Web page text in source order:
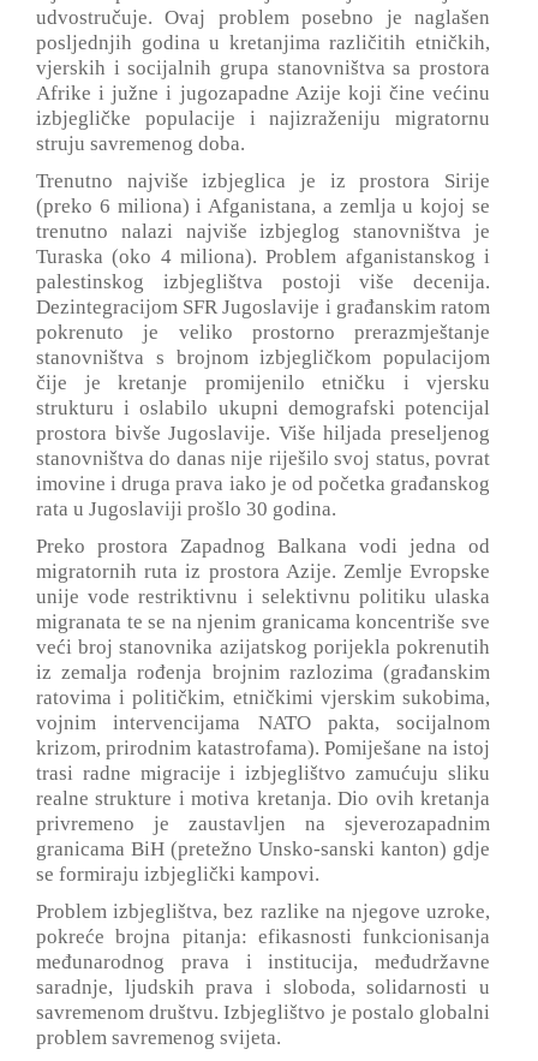
udvostručuje. Ovaj problem posebno je naglašen
posljednjih godina u kretanjima različitih etničkih,
vjerskih i socijalnih grupa stanovništva sa prostora
Afrike i južne i jugozapadne Azije koji čine većinu
izbjegličke populacije i najizraženiju migratornu
struju savremenog doba.
Trenutno najviše izbjeglica je iz prostora Sirije
(preko 6 miliona) i Afganistana, a zemlja u kojoj se
trenutno nalazi najviše izbjeglog stanovništva je
Turaska (oko 4 miliona). Problem afganistanskog i
palestinskog izbjeglištva postoji više decenija.
Dezintegracijom SFR Jugoslavije i građanskim ratom
pokrenuto je veliko prostorno prerazmještanje
stanovništva s brojnom izbjegličkom populacijom
čije je kretanje promijenilo etničku i vjersku
strukturu i oslabilo ukupni demografski potencijal
prostora bivše Jugoslavije. Više hiljada preseljenog
stanovništva do danas nije riješilo svoj status, povrat
imovine i druga prava iako je od početka građanskog
rata u Jugoslaviji prošlo 30 godina.
Preko prostora Zapadnog Balkana vodi jedna od
migratornih ruta iz prostora Azije. Zemlje Evropske
unije vode restriktivnu i selektivnu politiku ulaska
migranata te se na njenim granicama koncentriše sve
veći broj stanovnika azijatskog porijekla pokrenutih
iz zemalja rođenja brojnim razlozima (građanskim
ratovima i političkim, etničkimi vjerskim sukobima,
vojnim intervencijama NATO pakta, socijalnom
krizom, prirodnim katastrofama). Pomiješane na istoj
trasi radne migracije i izbjeglištvo zamućuju sliku
realne strukture i motiva kretanja. Dio ovih kretanja
privremeno je zaustavljen na sjeverozapadnim
granicama BiH (pretežno Unsko-sanski kanton) gdje
se formiraju izbjeglički kampovi.
Problem izbjeglištva, bez razlike na njegove uzroke,
pokreće brojna pitanja: efikasnosti funkcionisanja
međunarodnog prava i institucija, međudržavne
saradnje, ljudskih prava i sloboda, solidarnosti u
savremenom društvu. Izbjeglištvo je postalo globalni
problem savremenog svijeta.